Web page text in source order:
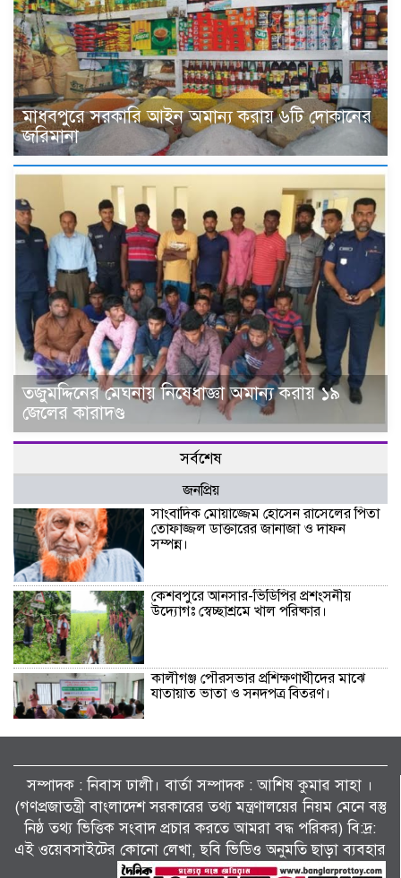
মাধবপুরে সরকারি আইন অমান্য করায় ৬টি দোকানের
জরিমানা
তজুমদ্দিনের মেঘনায় নিষেধাজ্ঞা অমান্য করায় ১৯
জেলের কারাদণ্ড
সর্বশেষ
জনপ্রিয়
সাংবাদিক মোয়াজ্জেম হোসেন রাসেলের পিতা
তোফাজ্জল ডাক্তারের জানাজা ও দাফন
সম্পন্ন।
কেশবপুরে আনসার-ভিডিপির প্রশংসনীয়
উদ্যোগঃ স্বেচ্ছাশ্রমে খাল পরিষ্কার।
কালীগঞ্জ পৌরসভার প্রশিক্ষণার্থীদের মাঝে
যাতায়াত ভাতা ও সনদপত্র বিতরণ।
কেশবপুর (অসকস)-এর উদ্যোগে বৃক্ষরোপণ
কর্মসূচি-২০২৬ পালন।
মাদকের সাথে জড়িত ব্যাক্তিদের কোন প্রকার
ছাড় নেই, নেওয়া হবে কঠোর ব্যবস্থা
…………….খুলনা জেলা পুলিশ সুপার ।
সম্পাদক : নিবাস ঢালী। বার্তা সম্পাদক : আশিষ কুমাৱ সাহা ।
(গণপ্রজাতন্ত্রী বাংলাদেশ সরকারের তথ্য মন্ত্রণালয়ের নিয়ম মেনে বস্তু
নিষ্ঠ তথ্য ভিত্তিক সংবাদ প্রচার করতে আমরা বদ্ধ পরিকর) বি:দ্র:
এই ওয়েবসাইটের কোনো লেখা, ছবি ভিডিও অনুমতি ছাড়া ব্যবহার